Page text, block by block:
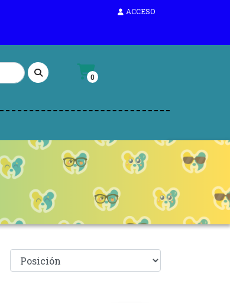
ACCESO
0